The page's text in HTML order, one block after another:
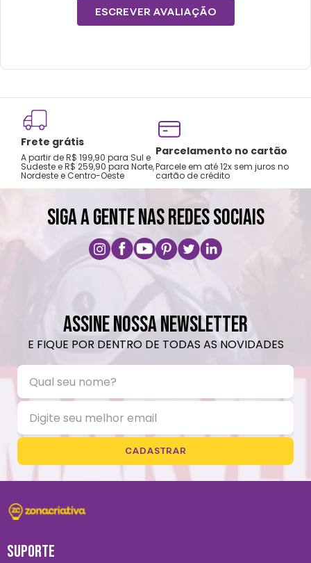
ESCREVER AVALIAÇÃO
Frete grátis
A partir de R$ 199,90 para Sul e
Sudeste e R$ 259,90 para Norte,
Nordeste e Centro-Oeste
Parcelamento no cartão
Parcele em até 12x sem juros no
cartão de crédito
SIGA A GENTE NAS REDES SOCIAIS
ASSINE NOSSA NEWSLETTER
E FIQUE POR DENTRO DE TODAS AS NOVIDADES
CADASTRAR
SUPORTE